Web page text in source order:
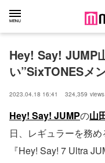
Hey! Say! JUMP
い”SixTONESメ
2023.04.18 16:41 324,359 views
Hey! Say! JUMPの山
日、レギュラーを務
『Hey! Say! 7 Ultra